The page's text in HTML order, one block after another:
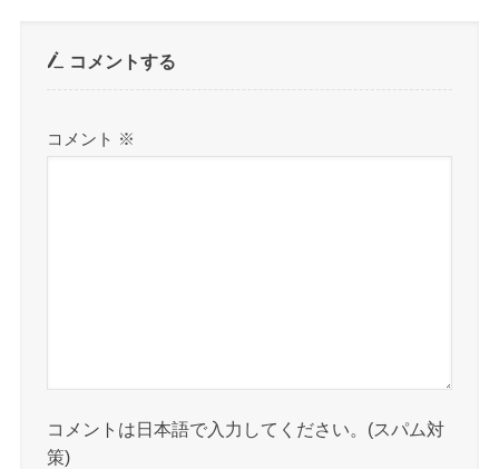
コメントする
コメント ※
コメントは日本語で入力してください。(スパム対
策)